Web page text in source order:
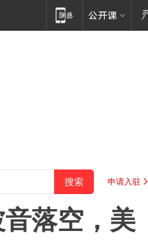
申请入驻
落空，美